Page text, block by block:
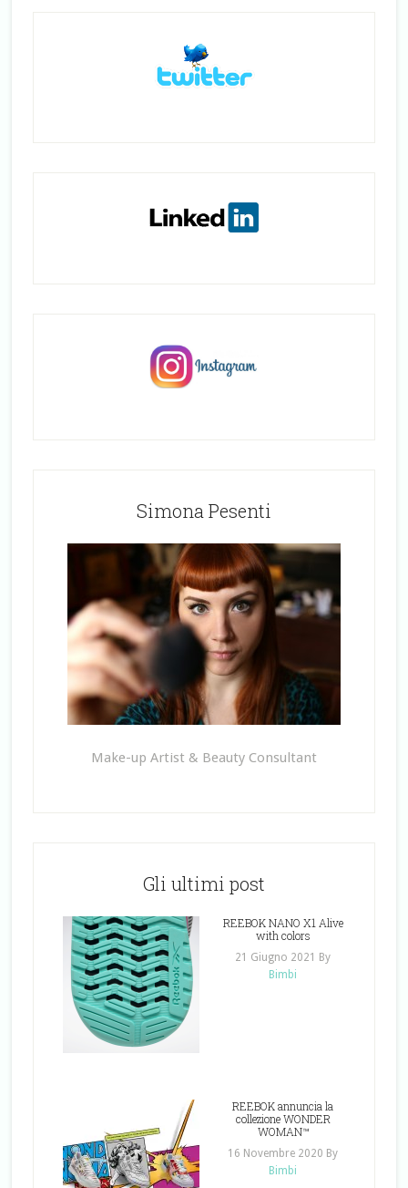
Simona Pesenti
Make-up Artist & Beauty Consultant
Gli ultimi post
REEBOK NANO X1 Alive
with colors
21 Giugno 2021
By
Bimbi
REEBOK annuncia la
collezione WONDER
WOMAN™
16 Novembre 2020 By
Bimbi